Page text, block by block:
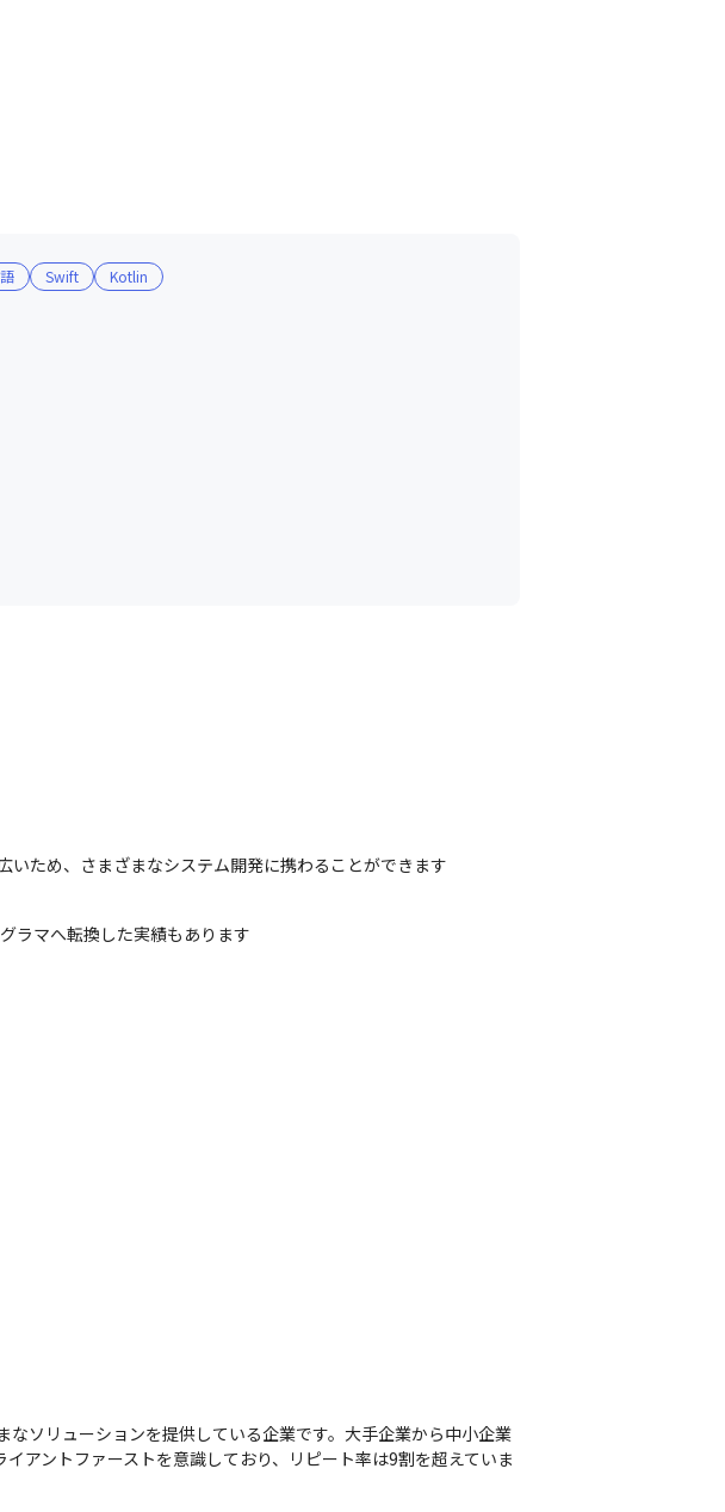
Swift Kotlin
いため、さまざまなシステム開発に携わることができます
ラマへ転換した実績もあります
ソリューションを提供している企業です。大手企業から中小企業
アントファーストを意識しており、リピート率は9割を超えていま